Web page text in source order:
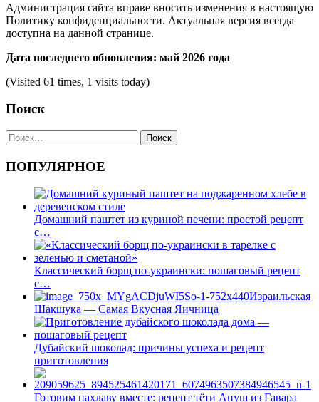
Администрация сайта вправе вносить изменения в настоящую
Политику конфиденциальности. Актуальная версия всегда
доступна на данной странице.
Дата последнего обновления: май 2026 года
(Visited 61 times, 1 visits today)
Поиск
Найти:
ПОПУЛЯРНОЕ
Домашний паштет из куриной печени: простой рецепт
с…
Классический борщ по-украински: пошаговый рецепт
с…
Израильская
Шакшука — Самая Вкусная Яичница
Дубайский шоколад: причины успеха и рецепт
приготовления
Готовим пахлаву вместе: рецепт тёти Ануш из Гавара